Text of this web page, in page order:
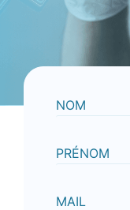
NOM
PRÉNOM
MAIL